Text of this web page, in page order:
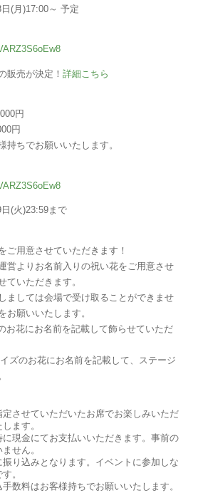
(月)17:00～ 予定
販売が決定！詳細こちら
円
円
ちでお願いいたします。
(火)23:59まで
ご用意させていただきます！
営よりお名前入りの祝い花をご用意させ
ていただきます。
ましては会場で受け取ることができませ
お願いいたします。
お花にお名前を記載して飾らせていただ
ズのお花にお名前を記載して、ステージ
させていただいたお席でお楽しみいただ
ます。
現金にてお支払いいただきます。事前の
せん。
り込みとなります。イベントに参加しな
。
数料はお客様持ちでお願いいたします。